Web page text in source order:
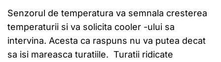
Senzorul de temperatura va semnala cresterea
temperaturii si va solicita cooler -ului sa
intervina. Acesta ca raspuns nu va putea decat
sa isi mareasca turatiile. Turatii ridicate